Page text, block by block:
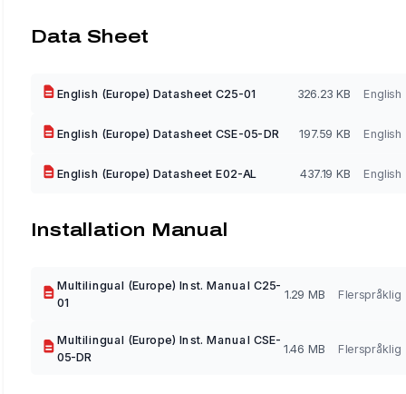
Data Sheet
English (Europe) Datasheet C25-01 326.23 KB English
English (Europe) Datasheet CSE-05-DR 197.59 KB English
English (Europe) Datasheet E02-AL 437.19 KB English
Installation Manual
Multilingual (Europe) Inst. Manual C25-
01
1.29 MB Flerspråklig
Multilingual (Europe) Inst. Manual CSE-
05-DR
1.46 MB Flerspråklig